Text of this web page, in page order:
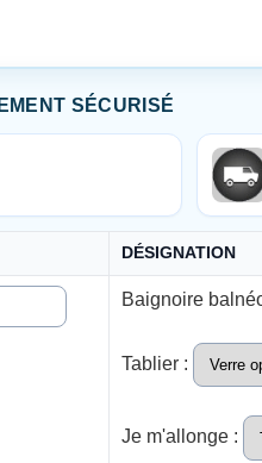
SÉCURISÉ
DÉSIGNATION
Baignoire
Tablier :
Je m'allonge :